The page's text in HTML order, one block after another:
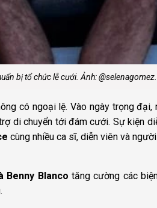
bị tổ chức lễ cưới. Ảnh: @selenagomez.
có ngoại lệ. Vào ngày trọng
di chuyển tới đám cưới. Sự kiện
cùng nhiều ca sĩ, diễn viên và
Benny Blanco tăng cường các